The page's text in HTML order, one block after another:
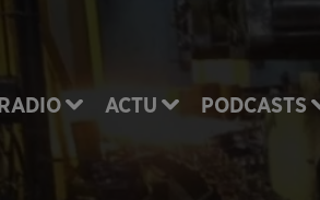
RADIO ACTU PODCASTS